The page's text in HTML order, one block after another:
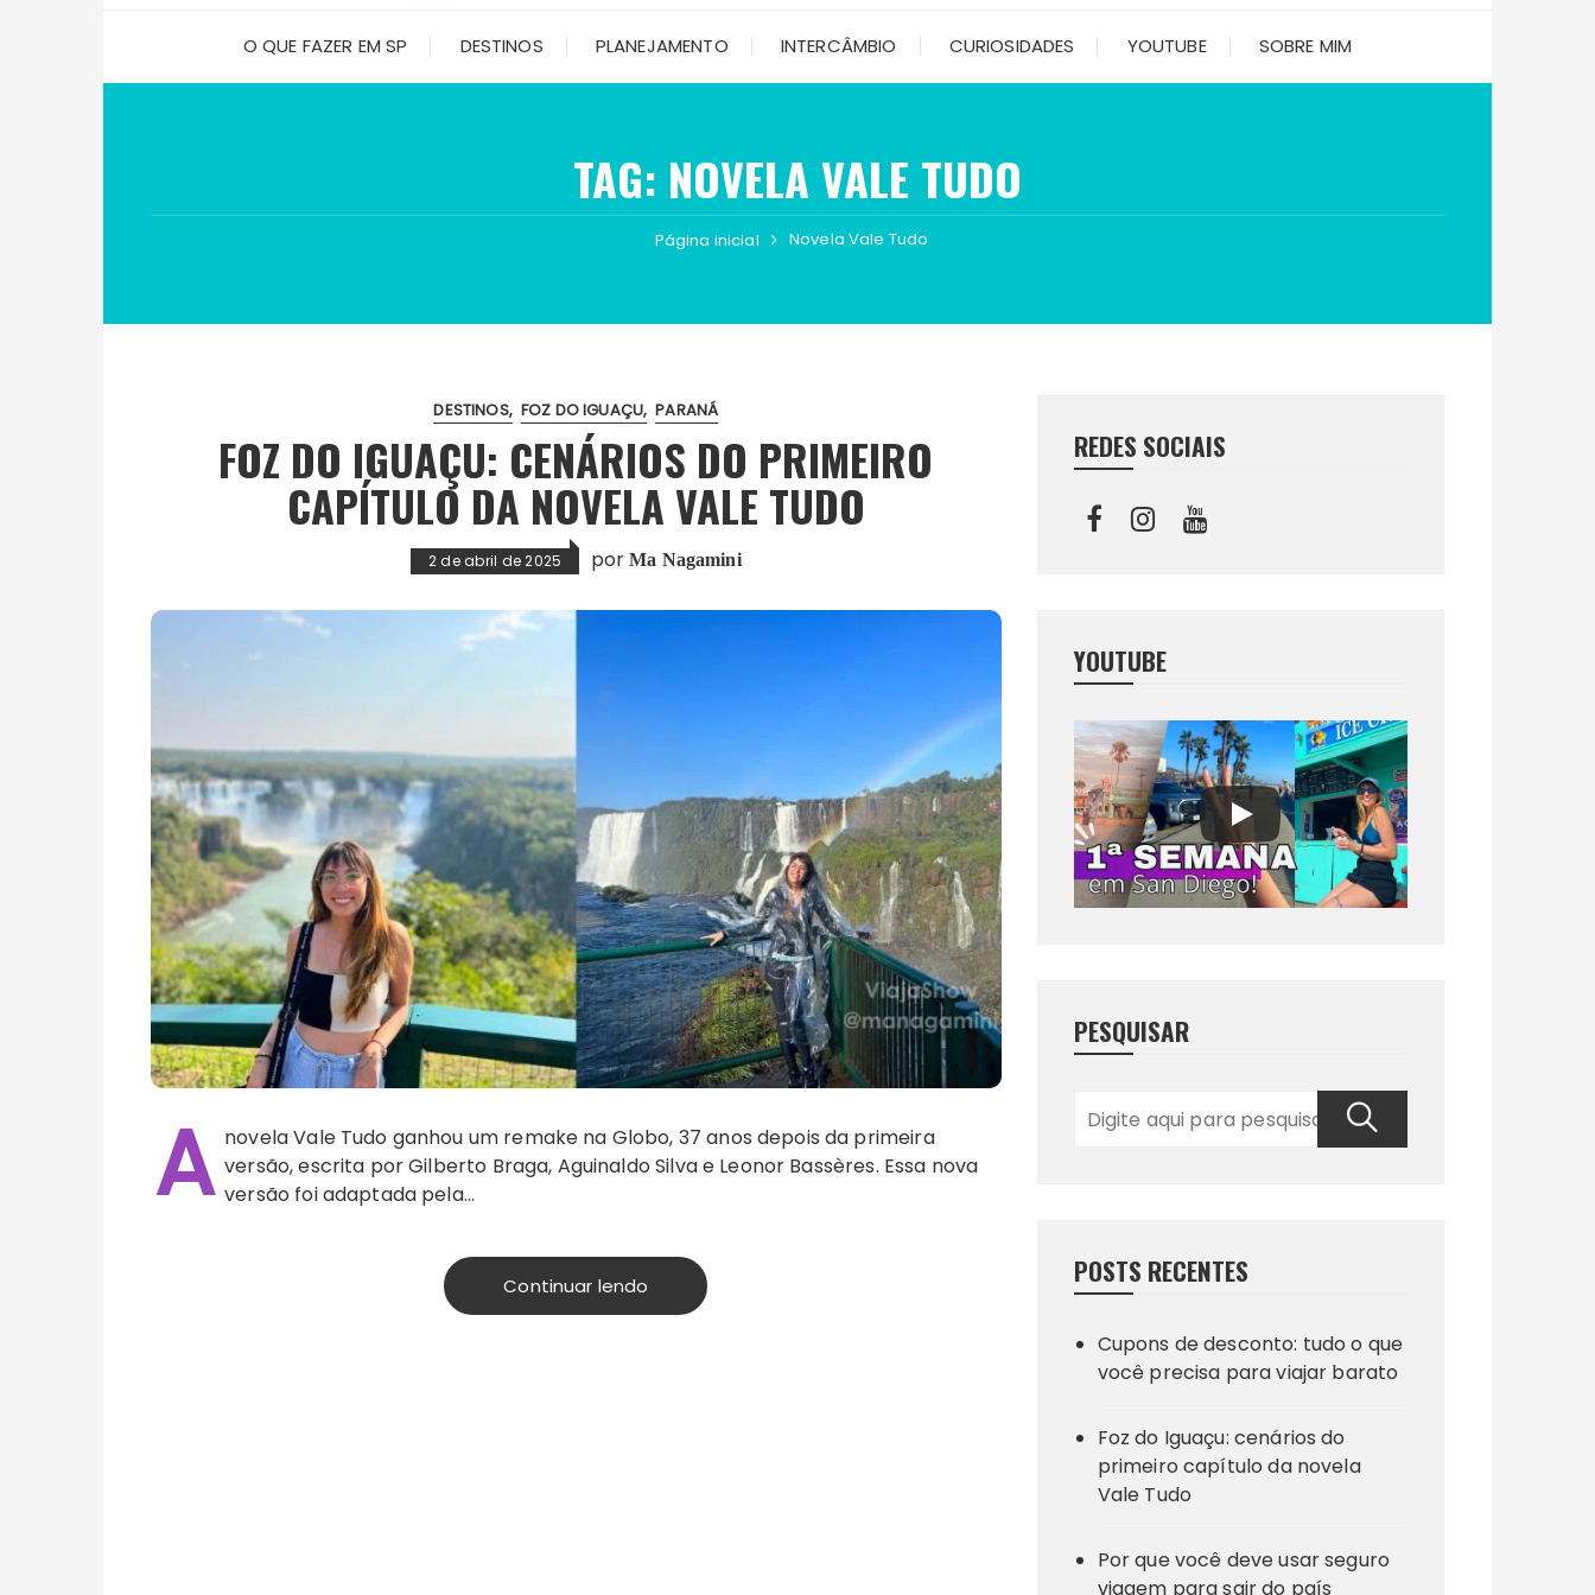
O QUE FAZER EM SP DESTINOS PLANEJAMENTO INTERCÂMBIO CURIOSIDADES YOUTUBE SOBRE MIM
TAG: NOVELA VALE TUDO
Página inicial Novela Vale Tudo
DESTINOS FOZ DO IGUAÇU PARANÁ
FOZ DO IGUAÇU: CENÁRIOS DO PRIMEIRO
CAPÍTULO DA NOVELA VALE TUDO
2 de abril de 2025 porMa Nagamini
A novela Vale Tudo ganhou um remake na Globo, 37 anos depois da primeira
versão, escrita por Gilberto Braga, Aguinaldo Silva e Leonor Bassères. Essa nova
versão foi adaptada pela…
Continuar lendo
REDES SOCIAIS
YOUTUBE
PESQUISAR
POSTS RECENTES
Cupons de desconto: tudo o que
você precisa para viajar barato
Foz do Iguaçu: cenários do
primeiro capítulo da novela
Vale Tudo
Por que você deve usar seguro
viagem para sair do país